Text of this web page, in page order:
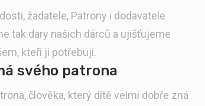
žadatele, Patrony i dodavatele
tak dary našich dárců a ujišťujeme
kteří ji potřebují.
svého patrona
člověka, který dítě velmi dobře zná